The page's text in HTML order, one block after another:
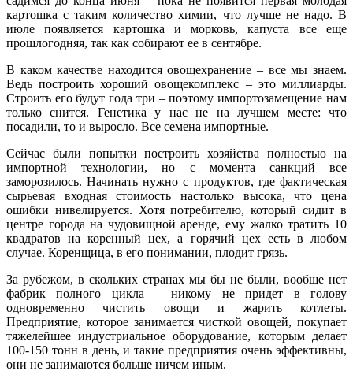
картошка с таким количество химии, что лучше не надо. В
июле появляется картошка и морковь, капуста все еще
прошлогодняя, так как собирают ее в сентябре.
В каком качестве находится овощехранение – все мы знаем.
Ведь построить хороший овощекомплекс – это миллиарды.
Строить его будут года три – поэтому импортозамещение нам
только снится. Генетика у нас не на лучшем месте: что
посадили, то и выросло. Все семена импортные.
Сейчас были попытки построить хозяйства полностью на
импортной технологии, но с момента санкций все
заморозилось. Начинать нужно с продуктов, где фактическая
сырьевая входная стоимость настолько высока, что цена
ошибки нивелируется. Хотя потребителю, который сидит в
центре города на чудовищной аренде, ему жалко тратить 10
квадратов на коренный цех, а горячий цех есть в любом
случае. Коренщица, в его понимании, плодит грязь.
За рубежом, в скольких странах мы бы не были, вообще нет
фабрик полного цикла – никому не придет в голову
одновременно чистить овощи и жарить котлеты.
Предприятие, которое занимается чисткой овощей, покупает
тяжелейшее индустриальное оборудование, которым делает
100-150 тонн в день, и такие предприятия очень эффективны,
они не занимаются больше ничем иным.